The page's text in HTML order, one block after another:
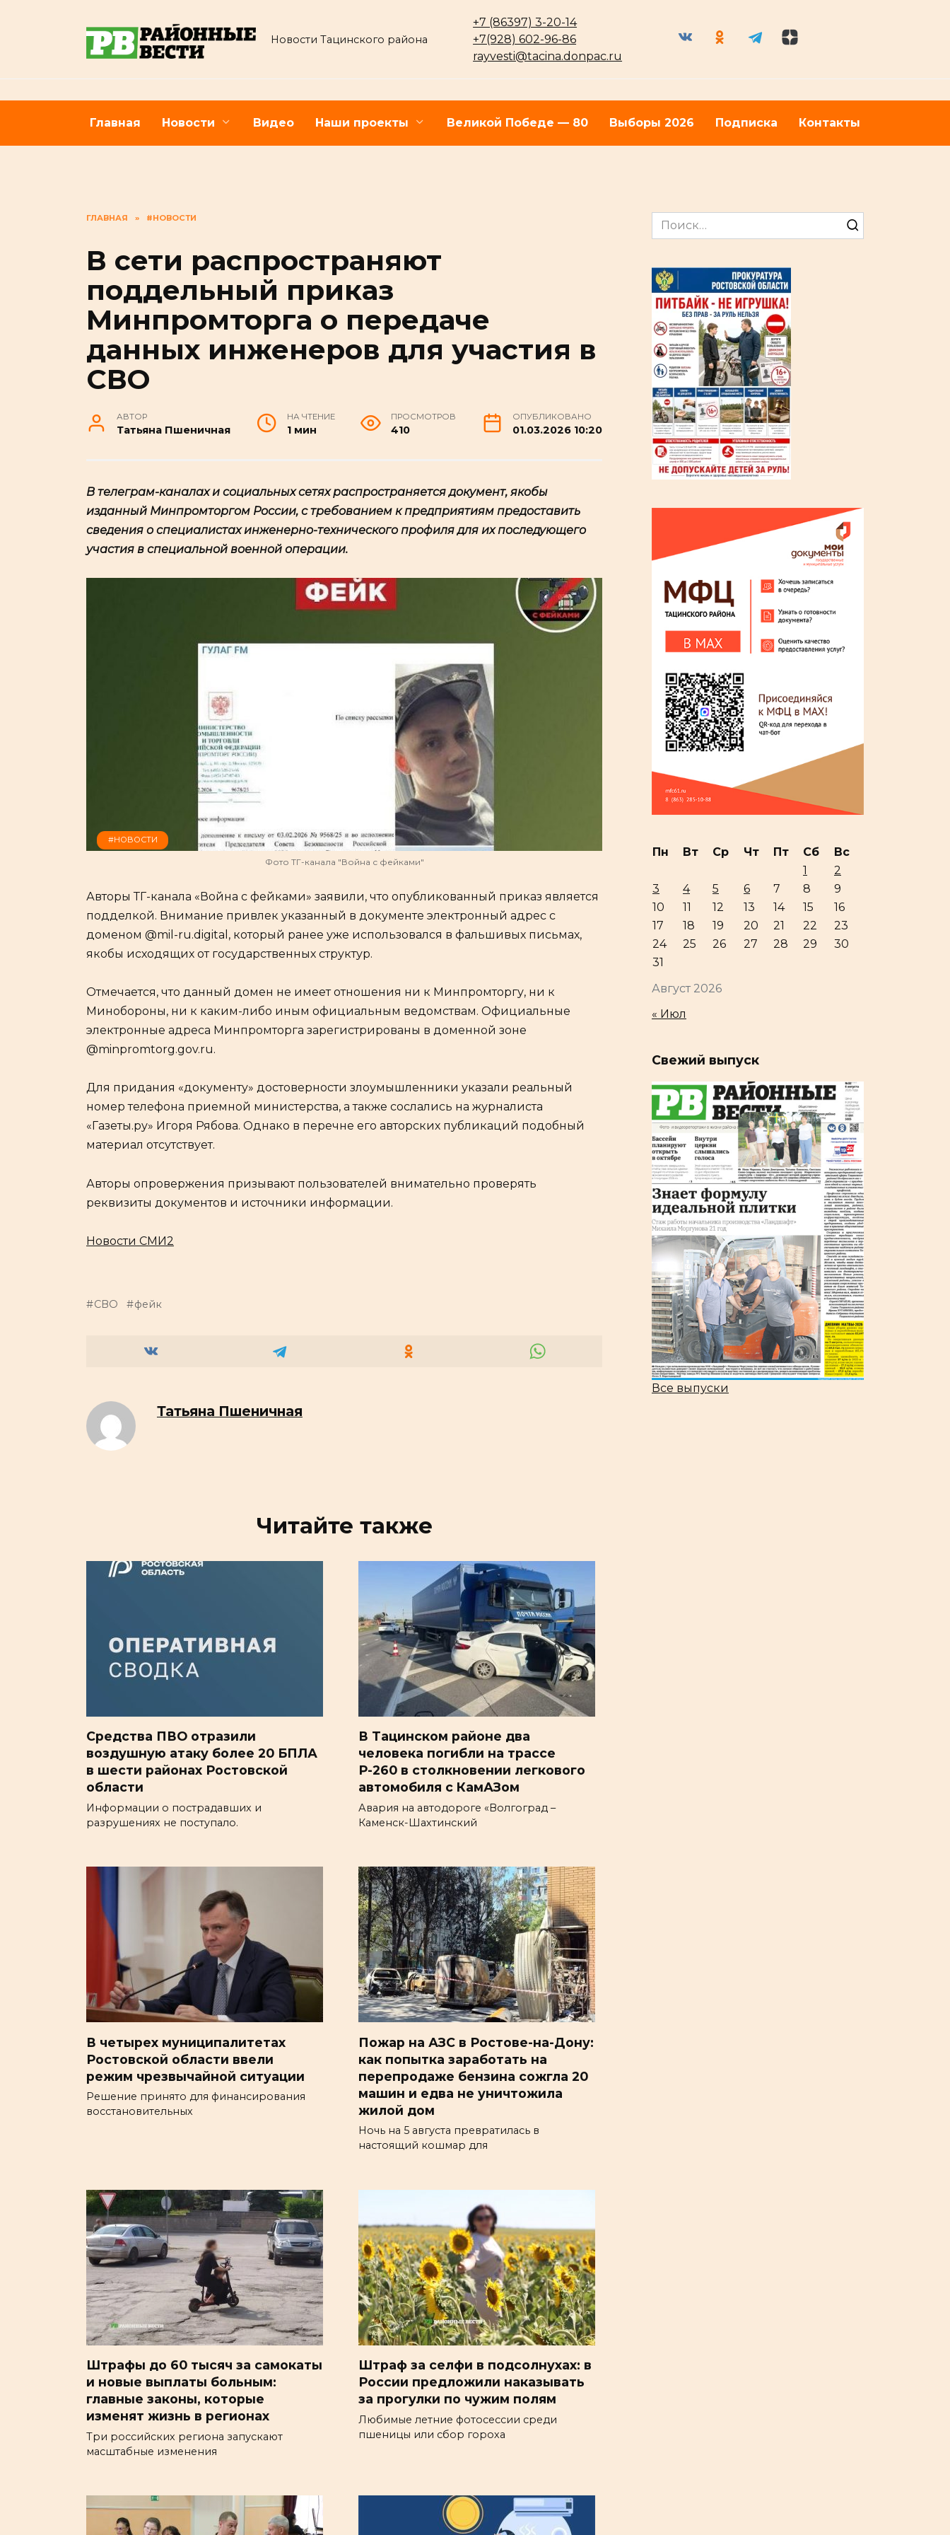
Новости Тацинского района
+7 (86397) 3-20-14
+7(928) 602-96-86
rayvesti@tacina.donpac.ru
Главная Новости Видео Наши проекты Великой Победе — 80 Выборы 2026 Подписка Контакты
ГЛАВНАЯ » #НОВОСТИ
В сети распространяют
поддельный приказ
Минпромторга о передаче
данных инженеров для участия в
СВО
АВТОР
Татьяна Пшеничная
НА ЧТЕНИЕ
1 мин
ПРОСМОТРОВ
410
ОПУБЛИКОВАНО
01.03.2026 10:20
В телеграм-каналах и социальных сетях распространяется документ, якобы
изданный Минпромторгом России, с требованием к предприятиям предоставить
сведения о специалистах инженерно-технического профиля для их последующего
участия в специальной военной операции.
#НОВОСТИ
Фото ТГ-канала "Война с фейками"
Авторы ТГ-канала «Война с фейками» заявили, что опубликованный приказ является
подделкой. Внимание привлек указанный в документе электронный адрес с
доменом @mil-ru.digital, который ранее уже использовался в фальшивых письмах,
якобы исходящих от государственных структур.
Отмечается, что данный домен не имеет отношения ни к Минпромторгу, ни к
Минобороны, ни к каким-либо иным официальным ведомствам. Официальные
электронные адреса Минпромторга зарегистрированы в доменной зоне
@minpromtorg.gov.ru.
Для придания «документу» достоверности злоумышленники указали реальный
номер телефона приемной министерства, а также сослались на журналиста
«Газеты.ру» Игоря Рябова. Однако в перечне его авторских публикаций подобный
материал отсутствует.
Авторы опровержения призывают пользователей внимательно проверять
реквизиты документов и источники информации.
Новости СМИ2
СВО фейк
Татьяна Пшеничная
Читайте также
Средства ПВО отразили
воздушную атаку более 20 БПЛА
в шести районах Ростовской
области
Информации о пострадавших и
разрушениях не поступало.
В Тацинском районе два
человека погибли на трассе
Р-260 в столкновении легкового
автомобиля с КамАЗом
Авария на автодороге «Волгоград –
Каменск-Шахтинский
В четырех муниципалитетах
Ростовской области ввели
режим чрезвычайной ситуации
Решение принято для финансирования
восстановительных
Пожар на АЗС в Ростове-на-Дону:
как попытка заработать на
перепродаже бензина сожгла 20
машин и едва не уничтожила
жилой дом
Ночь на 5 августа превратилась в
настоящий кошмар для
Штрафы до 60 тысяч за самокаты
и новые выплаты больным:
главные законы, которые
изменят жизнь в регионах
Три российских региона запускают
масштабные изменения
Штраф за селфи в подсолнухах: в
России предложили наказывать
за прогулки по чужим полям
Любимые летние фотосессии среди
пшеницы или сбор гороха
Search
for:
Август 2026
Пн Вт Ср Чт Пт Сб
Вс
1
2
3
4 5 6 7 8
9
10
11 12 13 14 15
16
17
18 19 20 21 22
23
24
25 26 27 28 29
30
31
« Июл
Свежий выпуск
Все выпуски